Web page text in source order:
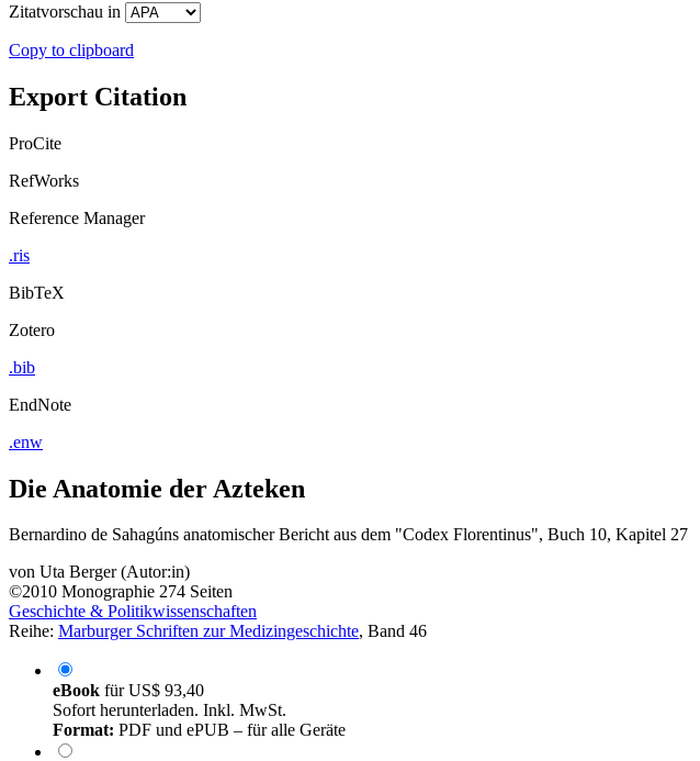
Zitatvorschau in
Copy to clipboard
Export Citation
ProCite
RefWorks
Reference Manager
.ris
BibTeX
Zotero
.bib
EndNote
.enw
Die Anatomie der Azteken
Bernardino de Sahagúns anatomischer Bericht aus dem "Codex Florentinus", Buch 10, Kapitel 27
von Uta Berger (Autor:in)
©2010 Monographie 274 Seiten
Geschichte & Politikwissenschaften
Reihe: Marburger Schriften zur Medizingeschichte, Band 46
eBook fürUS$ 93,40
Sofort herunterladen. Inkl. MwSt.
Format: PDF und ePUB – für alle Geräte